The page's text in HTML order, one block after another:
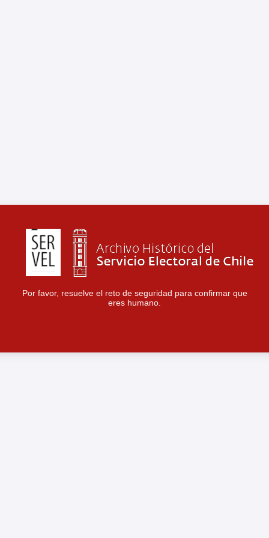
Por favor, resuelve el reto de seguridad para confirmar que
eres humano.